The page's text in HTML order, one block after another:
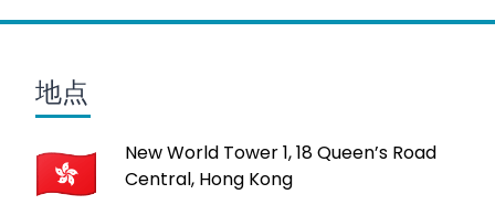
地点
New World Tower 1, 18 Queen’s Road
Central, Hong Kong